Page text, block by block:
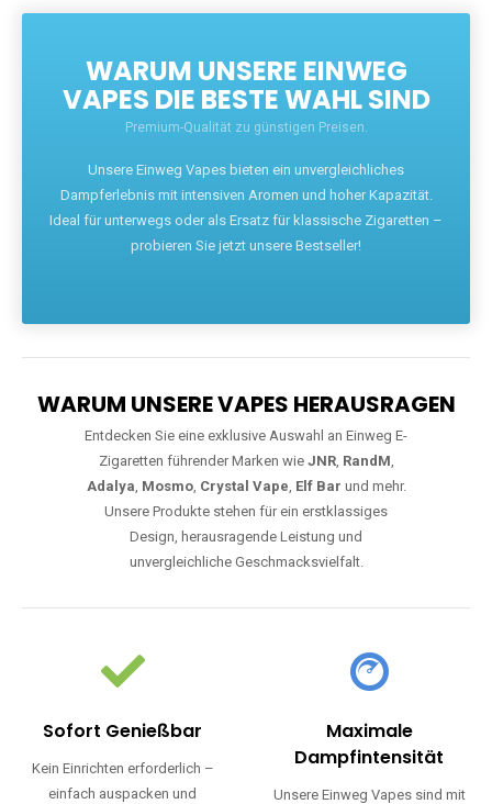
WARUM UNSERE EINWEG
VAPES DIE BESTE WAHL SIND
Premium-Qualität zu günstigen Preisen.
Unsere Einweg Vapes bieten ein unvergleichliches
Dampferlebnis mit intensiven Aromen und hoher Kapazität.
Ideal für unterwegs oder als Ersatz für klassische Zigaretten –
probieren Sie jetzt unsere Bestseller!
WARUM UNSERE VAPES HERAUSRAGEN
Entdecken Sie eine exklusive Auswahl an Einweg E-
Zigaretten führender Marken wie JNR, RandM,
Adalya, Mosmo, Crystal Vape, Elf Bar und mehr.
Unsere Produkte stehen für ein erstklassiges
Design, herausragende Leistung und
unvergleichliche Geschmacksvielfalt.
Sofort Genießbar
Kein Einrichten erforderlich –
einfach auspacken und
Maximale
Dampfintensität
Unsere Einweg Vapes sind mit